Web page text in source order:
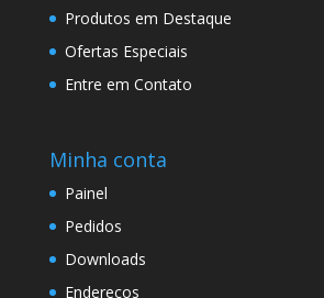
Produtos em Destaque
Ofertas Especiais
Entre em Contato
Minha conta
Painel
Pedidos
Downloads
Endereços